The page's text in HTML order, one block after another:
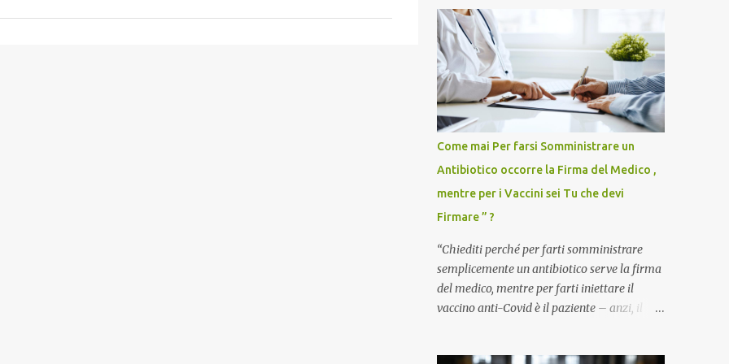
Come mai Per farsi Somministrare un
Antibiotico occorre la Firma del Medico ,
mentre per i Vaccini sei Tu che devi
Firmare ” ?
“Chiediti perché per farti somministrare
semplicemente un antibiotico serve la firma
del medico, mentre per farti iniettare il
vaccino anti-Covid è il paziente – anzi, il